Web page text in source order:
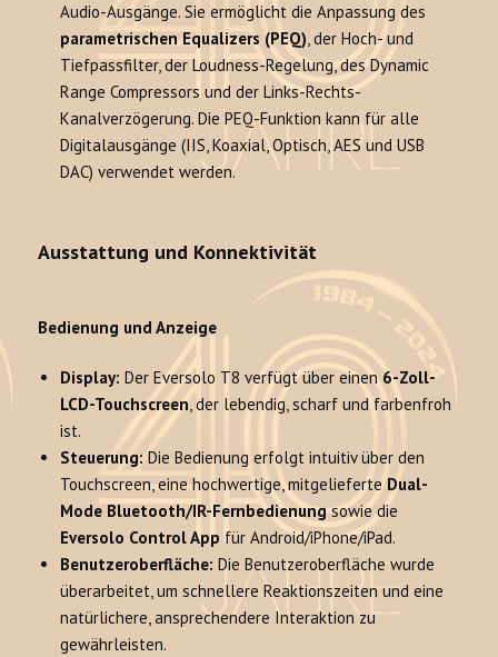
Audio-Ausgänge. Sie ermöglicht die Anpassung des
parametrischen Equalizers (PEQ), der Hoch- und
Tiefpassfilter, der Loudness-Regelung, des Dynamic
Range Compressors und der Links-Rechts-
Kanalverzögerung. Die PEQ-Funktion kann für alle
Digitalausgänge (IIS, Koaxial, Optisch, AES und USB
DAC) verwendet werden.
Ausstattung und Konnektivität
Bedienung und Anzeige
Display: Der Eversolo T8 verfügt über einen6-Zoll-
LCD-Touchscreen, der lebendig, scharf und farbenfroh
ist.
Steuerung: Die Bedienung erfolgt intuitiv über den
Touchscreen, eine hochwertige, mitgelieferte Dual-
Mode Bluetooth/IR-Fernbedienungsowie die
Eversolo Control App für Android/iPhone/iPad.
Benutzeroberfläche: Die Benutzeroberfläche wurde
überarbeitet, um schnellere Reaktionszeiten und eine
natürlichere, ansprechendere Interaktion zu
gewährleisten.